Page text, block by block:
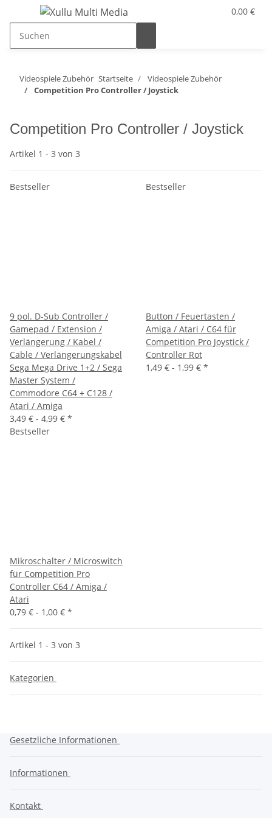
0,00 €
Videospiele Zubehör Startseite
Videospiele Zubehör
Competition Pro Controller / Joystick
Competition Pro Controller / Joystick
Artikel 1 - 3 von 3
Bestseller
9 pol. D-Sub Controller /
Gamepad / Extension /
Verlängerung / Kabel /
Cable / Verlängerungskabel
Sega Mega Drive 1+2 / Sega
Master System /
Commodore C64 + C128 /
Atari / Amiga
3,49 € - 4,99 € *
Bestseller
Button / Feuertasten /
Amiga / Atari / C64 für
Competition Pro Joystick /
Controller Rot
1,49 € - 1,99 € *
Bestseller
Mikroschalter / Microswitch
für Competition Pro
Controller C64 / Amiga /
Atari
0,79 € - 1,00 € *
Artikel 1 - 3 von 3
Kategorien
Gesetzliche Informationen
Informationen
Kontakt